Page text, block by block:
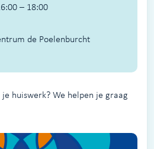
– 18:00
de Poelenburcht
huiswerk? We helpen je graag